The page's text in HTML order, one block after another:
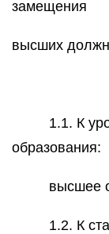
замещения
высших
1.1. К
образования:
высшее
1.2. К